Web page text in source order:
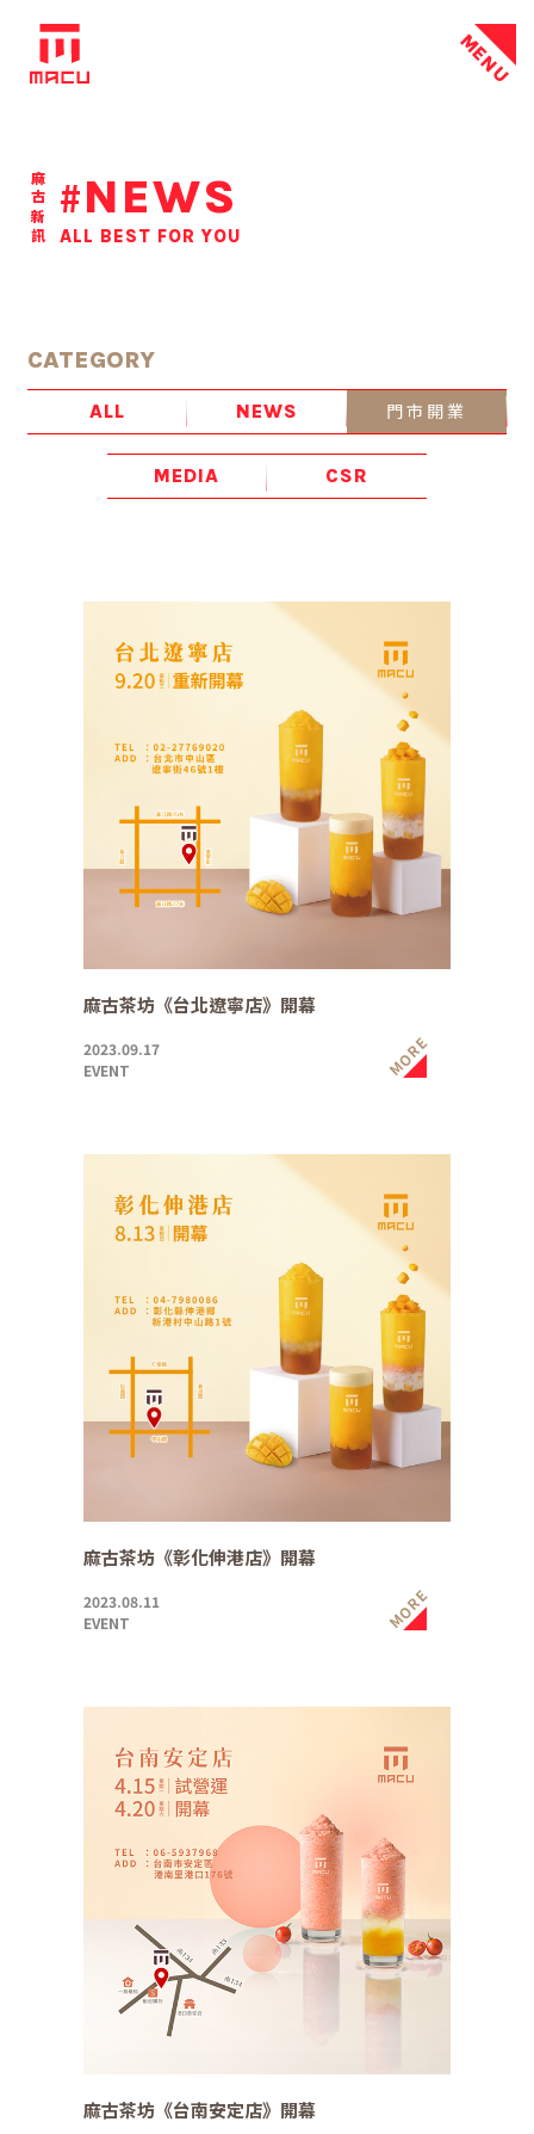
MENU
麻古新訊 #NEWS
ALL BEST FOR YOU
CATEGORY
ALL NEWS 門市開業
MEDIA CSR
麻古茶坊《台北遼寧店》開幕
2023.09.17
EVENT
MORE
麻古茶坊《彰化伸港店》開幕
2023.08.11
EVENT
MORE
麻古茶坊《台南安定店》開幕